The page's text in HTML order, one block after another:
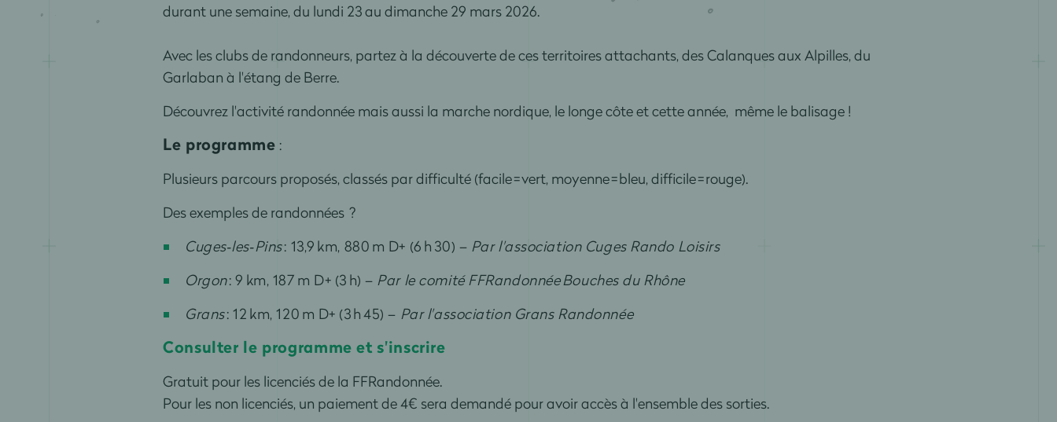
durant une semaine, du lundi 23 au dimanche 29 mars 2026.
Avec les clubs de randonneurs, partez à la découverte de ces territoires attachants, des Calanques aux Alpilles, du
Garlaban à l'étang de Berre.
Découvrez l'activité randonnée mais aussi la marche nordique, le longe côte et cette année, même le balisage !
Le programme :
Plusieurs parcours proposés, classés par difficulté (facile = vert, moyenne = bleu, difficile = rouge).
Des exemples de randonnées ?
Cuges‑les‑Pins: 13,9 km, 880 m D+ (6 h 30) – Par l'association Cuges Rando Loisirs
Orgon: 9 km, 187 m D+ (3 h) – Par le comité FFRandonnée Bouches du Rhône
Grans: 12 km, 120 m D+ (3 h 45) – Par l'association Grans Randonnée
Consulter le programme et s'inscrire
Gratuit pour les licenciés de la FFRandonnée.
Pour les non licenciés, un paiement de 4€ sera demandé pour avoir accès à l'ensemble des sorties.